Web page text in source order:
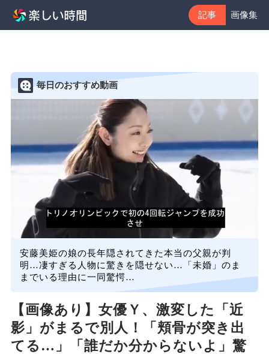
記事 画像集
毎日のおすすめ動画
安藤美姫の娘の長年隠されてきた本当の父親が判
明…凄すぎる人物に驚きを隠せない…「未婚」のま
までいる理由に一同驚愕…
【画像あり】女優Ｙ、激変した「近
影」がまるで別人！「頬骨が突き出
てる…」「誰だか分からないよ」驚